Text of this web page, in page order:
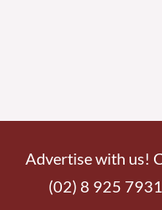
Advertise with us!
(02) 8 925